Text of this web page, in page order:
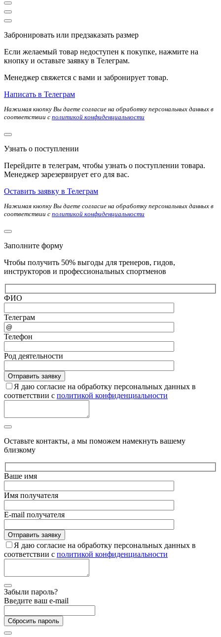
Забронировать или предзаказать размер
Если желаемый товар недоступен к покупке, нажмите на
кнопку и оставьте заявку в Телеграм.
Менеджер свяжется с вами и забронирует товар.
Написать в Телеграм
Нажимая кнопку Вы даете согласие на обработку персональных данных в
соответствии с политикой конфиденциальности
Узнать о поступлении
Перейдите в телеграм, чтобы узнать о поступлении товара.
Менеджер зарезервирует его для вас.
Оставить заявку в Телеграм
Нажимая кнопку Вы даете согласие на обработку персональных данных в
соответствии с политикой конфиденциальности
Заполните форму
Чтобы получить 50% выгоды для тренеров, гидов,
инструкторов и профессиональных спортменов
ФИО
Телеграм
Телефон
Род деятельности
Я даю согласие на обработку персональных данных в
соответствии с политикой конфиденциальности
Оставьте контакты, а мы поможем намекнуть вашему
близкому
Ваше имя
Имя получателя
E-mail получателя
Я даю согласие на обработку персональных данных в
соответствии с политикой конфиденциальности
Забыли пароль?
Введите ваш e-mail
Сбросить пароль